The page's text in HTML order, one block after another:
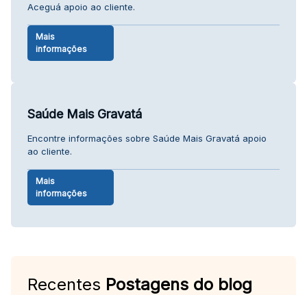
Aceguá apoio ao cliente.
Mais
informações
Saúde Mais Gravatá
Encontre informações sobre Saúde Mais Gravatá apoio
ao cliente.
Mais
informações
Recentes Postagens do blog